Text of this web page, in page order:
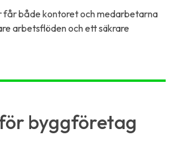
får både kontoret och medarbetarna
arbetsflöden och ett säkrare
byggföretag